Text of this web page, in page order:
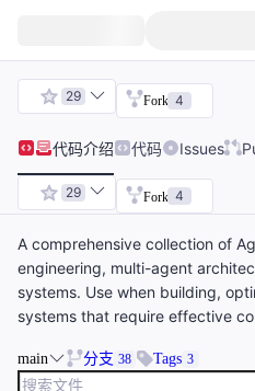
29 Fork 4
代码介绍 代码 Issues
29 Fork 4
A comprehensive collection of
engineering, multi-agent
systems. Use when building,
systems that require effective
main 分支 38 Tags 3